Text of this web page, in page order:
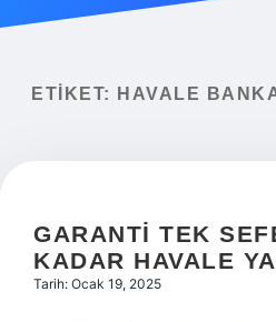
Yasal Uyarı
ETIKET: HAVALE
GARANTI TEK
KADAR HAVALE
Tarih: Ocak 19, 2025